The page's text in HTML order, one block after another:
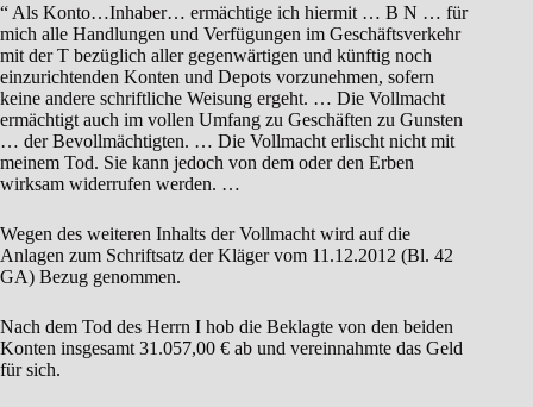
“ Als Konto…Inhaber… ermächtige ich hiermit … B N … für
mich alle Handlungen und Verfügungen im Geschäftsverkehr
mit der T bezüglich aller gegenwärtigen und künftig noch
einzurichtenden Konten und Depots vorzunehmen, sofern
keine andere schriftliche Weisung ergeht. … Die Vollmacht
ermächtigt auch im vollen Umfang zu Geschäften zu Gunsten
… der Bevollmächtigten. … Die Vollmacht erlischt nicht mit
meinem Tod. Sie kann jedoch von dem oder den Erben
wirksam widerrufen werden. …
Wegen des weiteren Inhalts der Vollmacht wird auf die
Anlagen zum Schriftsatz der Kläger vom 11.12.2012 (Bl. 42
GA) Bezug genommen.
Nach dem Tod des Herrn I hob die Beklagte von den beiden
Konten insgesamt 31.057,00 € ab und vereinnahmte das Geld
für sich.